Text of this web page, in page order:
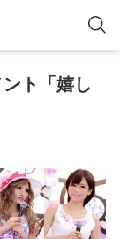
ト「嬉し